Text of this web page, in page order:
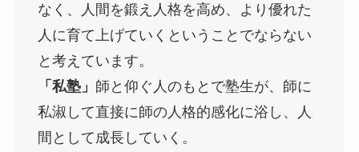
なく、人間を鍛え人格を高め、より優れた
人に育て上げていくということでならない
と考えています。
「私塾」 師と仰ぐ人のもとで塾生が、師に
私淑して直接に師の人格的感化に浴し、人
間として成長していく。